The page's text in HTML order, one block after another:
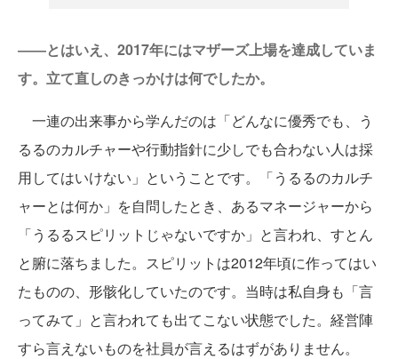
――とはいえ、2017年にはマザーズ上場を達成していま
す。立て直しのきっかけは何でしたか。
一連の出来事から学んだのは「どんなに優秀でも、う
るるのカルチャーや行動指針に少しでも合わない人は採
用してはいけない」ということです。「うるるのカルチ
ャーとは何か」を自問したとき、あるマネージャーから
「うるるスピリットじゃないですか」と言われ、すとん
と腑に落ちました。スピリットは2012年頃に作ってはい
たものの、形骸化していたのです。当時は私自身も「言
ってみて」と言われても出てこない状態でした。経営陣
すら言えないものを社員が言えるはずがありません。